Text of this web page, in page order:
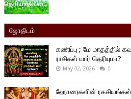
ஜோதிடம்
கணிப்பு ; மே மாதத்தில்
ராசிகள் யார் தெரியுமா?
May 02, 2026 0
ஹோரைகளின் ரகசியங்கள்